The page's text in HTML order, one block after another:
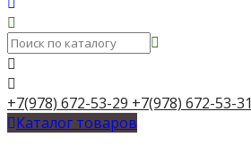
+7(978) 672-53-29 +7(978) 672-53-31
Каталог товаров